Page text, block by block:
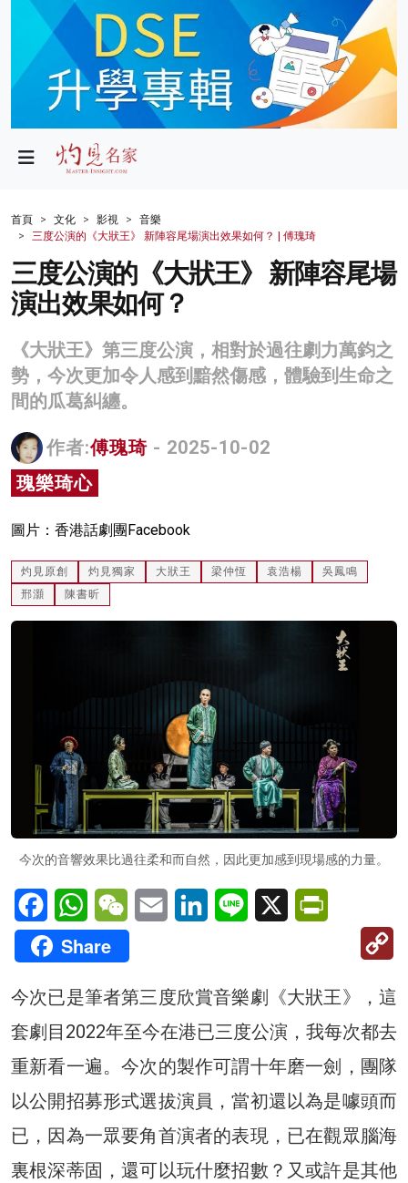
政局
財經
生活
健康
商業
科技
影片
名家榜
灼見活動
首頁 文化 影視
音樂
三度公演的《大狀王》 新陣容尾場演出效果如何？ | 傅瑰琦
三度公演的《大狀王》 新陣容尾場
演出效果如何？
《大狀王》第三度公演，相對於過往劇力萬鈞之
勢，今次更加令人感到黯然傷感，體驗到生命之
間的瓜葛糾纏。
作者:傅瑰琦 - 2025-10-02
瑰樂琦心
圖片：香港話劇團Facebook
灼見原創 灼見獨家 大狀王 梁仲恆 袁浩楊
吳鳳鳴
邢灝
陳書昕
今次的音響效果比過往柔和而自然，因此更加感到現場感的力量。
FacebookWhatsAppWeChatEmail LinkedInLine X
Share
今次已是筆者第三度欣賞音樂劇《大狀王》，這
套劇目2022年至今在港已三度公演，我每次都去
重新看一遍。今次的製作可謂十年磨一劍，團隊
以公開招募形式選拔演員，當初還以為是噱頭而
已，因為一眾要角首演者的表現，已在觀眾腦海
裏根深蒂固，還可以玩什麼招數？又或許是其他